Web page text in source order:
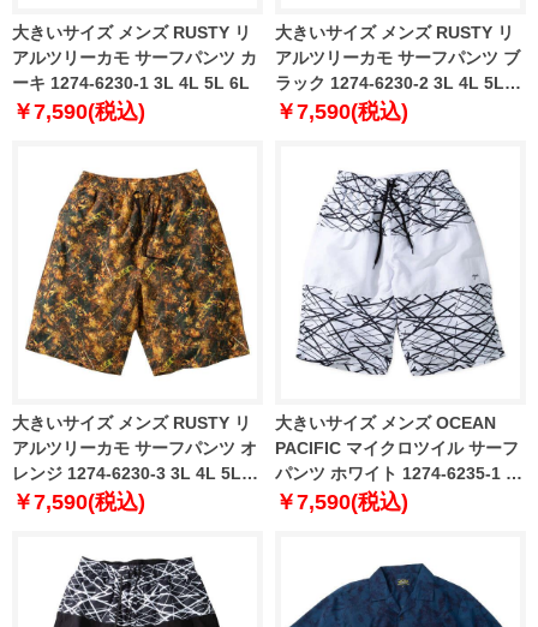
大きいサイズ メンズ RUSTY リ
アルツリーカモ サーフパンツ カ
ーキ 1274-6230-1 3L 4L 5L 6L
￥7,590(税込)
大きいサイズ メンズ RUSTY リ
アルツリーカモ サーフパンツ ブ
ラック 1274-6230-2 3L 4L 5L
6L
￥7,590(税込)
大きいサイズ メンズ RUSTY リ
アルツリーカモ サーフパンツ オ
レンジ 1274-6230-3 3L 4L 5L
6L
￥7,590(税込)
大きいサイズ メンズ OCEAN
PACIFIC マイクロツイル サーフ
パンツ ホワイト 1274-6235-1 3L
4L 5L 6L
￥7,590(税込)